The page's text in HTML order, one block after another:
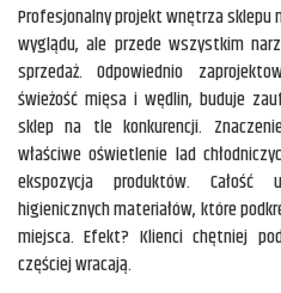
Profesjonalny projekt wnętrza
wyglądu, ale przede wszystkim
sprzedaż. Odpowiednio
świeżość mięsa i wędlin, buduje
sklep na tle konkurencji.
właściwe oświetlenie lad
ekspozycja produktów. Całość
higienicznych materiałów, które
miejsca. Efekt? Klienci chętniej
częściej wracają.